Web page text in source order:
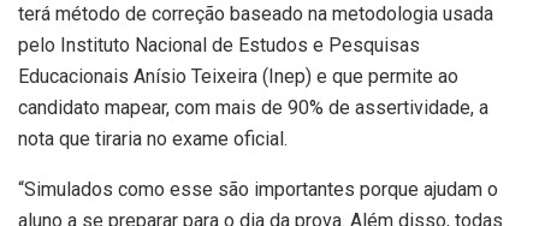
terá método de correção baseado na metodologia usada
pelo Instituto Nacional de Estudos e Pesquisas
Educacionais Anísio Teixeira (Inep) e que permite ao
candidato mapear, com mais de 90% de assertividade, a
nota que tiraria no exame oficial.
“Simulados como esse são importantes porque ajudam o
aluno a se preparar para o dia da prova. Além disso, todas